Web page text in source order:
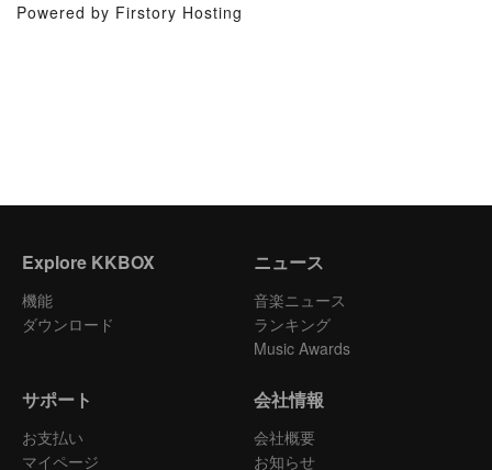
Powered by Firstory Hosting
Explore KKBOX
機能
ダウンロード
ニュース
音楽ニュース
ランキング
Music Awards
サポート
お支払い
マイページ
会社情報
会社概要
お知らせ